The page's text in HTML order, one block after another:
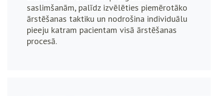
saslimšanām, palīdz izvēlēties piemērotāko
ārstēšanas taktiku un nodrošina individuālu
pieeju katram pacientam visā ārstēšanas
procesā.